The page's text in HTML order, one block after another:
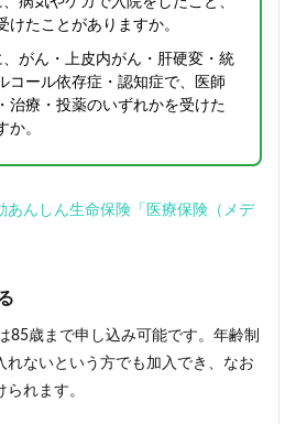
けたことがありますか。
がん・上皮内がん・肝硬変・統
コール依存症・認知症で、医師
治療・投薬のいずれかを受けた
か。
あんしん生命保険「医療保険（メデ
85歳まで申し込み可能です。年齢制
れないという方でも加入でき、なお
れます。